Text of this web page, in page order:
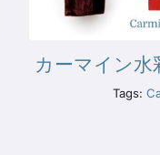
カーマイン水
Tags: